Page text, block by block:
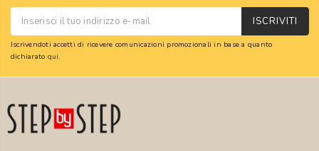
ISCRIVITI
Iscrivendoti accetti di ricevere comunicazioni promozionali in base a quanto
dichiarato qui.